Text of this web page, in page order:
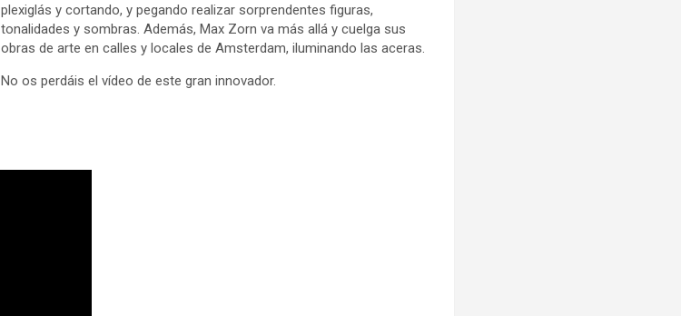
plexiglás y cortando, y pegando realizar sorprendentes figuras,
tonalidades y sombras. Además, Max Zorn va más allá y cuelga sus
obras de arte en calles y locales de Amsterdam, iluminando las aceras.
No os perdáis el vídeo de este gran innovador.